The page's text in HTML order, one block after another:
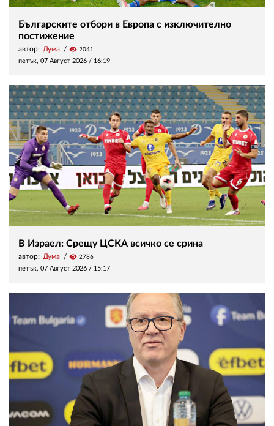
Българските отбори в Европа с изключително
постижение
автор: Дума visibility 2041
петък, 07 Август 2026 / 16:19
В Израел: Срещу ЦСКА всичко се срина
автор: Дума visibility 2786
петък, 07 Август 2026 / 15:17